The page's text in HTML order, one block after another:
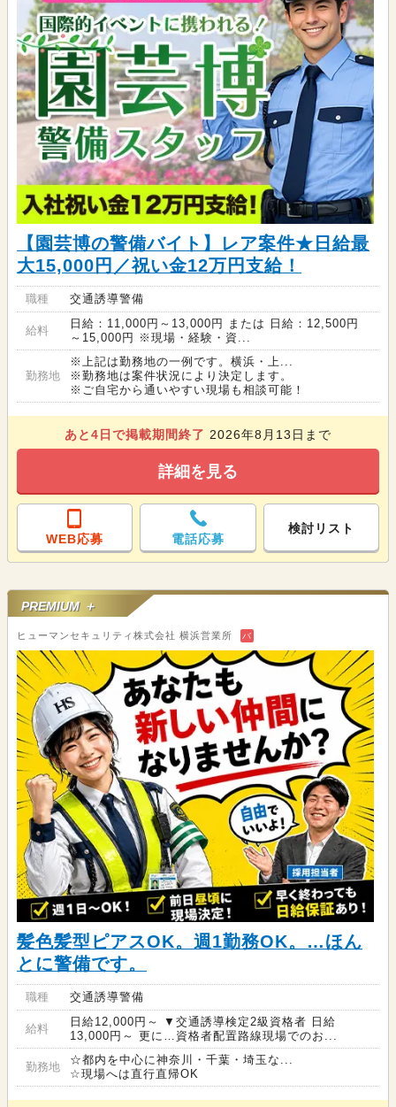
【園芸博の警備バイト】レア案件★日給最
大15,000円／祝い金12万円支給！
職種 交通誘導警備
給料
日給：11,000円～13,000円 または 日給：12,500円
～15,000円 ※現場・経験・資...
勤務地
※上記は勤務地の一例です。横浜・上...
※勤務地は案件状況により決定します。
※ご自宅から通いやすい現場も相談可能！
あと4日で掲載期間終了 2026年8月13日まで
詳細を見る
WEB応募 電話応募
検討リスト
PREMIUM ＋
ヒューマンセキュリティ株式会社 横浜営業所 バ
髪色髪型ピアスOK。週1勤務OK。…ほん
とに警備です。
職種 交通誘導警備
給料
日給12,000円～ ▼交通誘導検定2級資格者 日給
13,000円～ 更に…資格者配置路線現場でのお...
勤務地
☆都内を中心に神奈川・千葉・埼玉な...
☆現場へは直行直帰OK